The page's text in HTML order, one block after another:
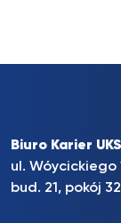
Biuro Karier
ul. Wóycickiego
bud. 21, pokój